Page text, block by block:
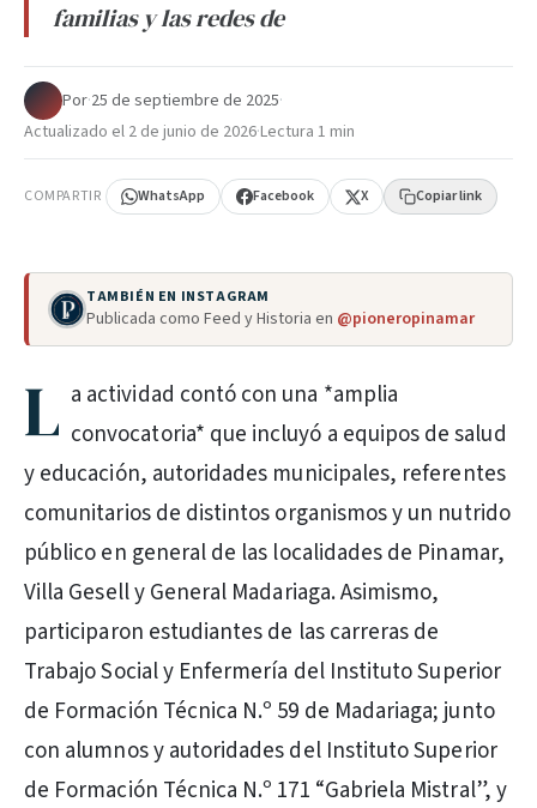
familias y las redes de
Por·25 de septiembre de 2025·
Actualizado el 2 de junio de 2026·Lectura 1 min
COMPARTIR WhatsApp Facebook X Copiar link
TAMBIÉN EN INSTAGRAM
Publicada como Feed y Historia en @pioneropinamar
L a actividad contó con una *amplia
convocatoria* que incluyó a equipos de salud
y educación, autoridades municipales, referentes
comunitarios de distintos organismos y un nutrido
público en general de las localidades de Pinamar,
Villa Gesell y General Madariaga. Asimismo,
participaron estudiantes de las carreras de
Trabajo Social y Enfermería del Instituto Superior
de Formación Técnica N.º 59 de Madariaga; junto
con alumnos y autoridades del Instituto Superior
de Formación Técnica N.º 171 “Gabriela Mistral”, y